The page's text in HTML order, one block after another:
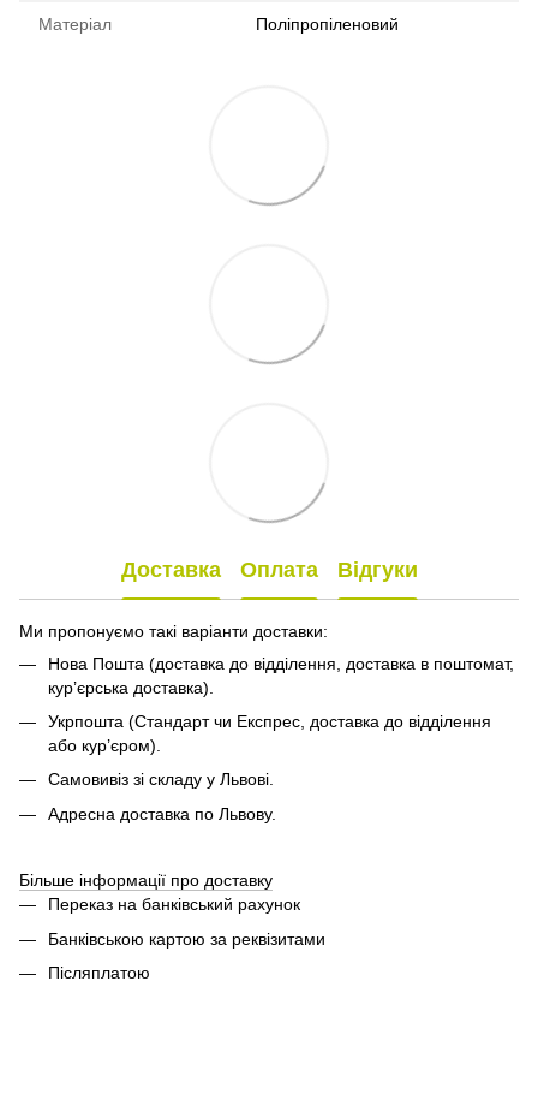
Матеріал Поліпропіленовий
Доставка Оплата Відгуки
Ми пропонуємо такі варіанти доставки:
Нова Пошта (доставка до відділення, доставка в поштомат,
кур’єрська доставка).
Укрпошта (Стандарт чи Експрес, доставка до відділення
або кур’єром).
Самовивіз зі складу у Львові.
Адресна доставка по Львову.
Більше інформації про доставку
Переказ на банківський рахунок
Банківською картою за реквізитами
Післяплатою